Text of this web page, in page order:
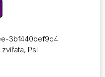
3bf440bef9c4
, Psi